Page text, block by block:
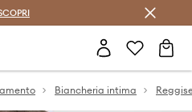
Answear Club >
Biancheria intima